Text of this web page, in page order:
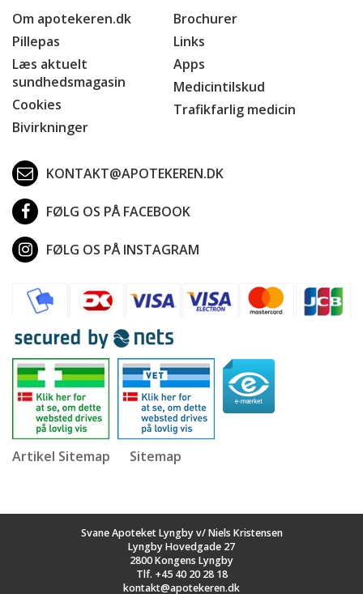
Om apotekeren.dk
Pillepas
Læs aktuelt
sundhedsmagasin
Cookies
Bivirkninger
Brochurer
Links
Apps
Medicintilskud
Trafikfarlig medicin
KONTAKT@APOTEKEREN.DK
FØLG OS PÅ FACEBOOK
FØLG OS PÅ INSTAGRAM
Artikel Sitemap Sitemap
Svane Apoteket Lyngby v/ Niels Kristensen
Lyngby Hovedgade 27
2800 Kongens Lyngby
Tlf. +45 40 20 28 18
kontakt@apotekeren.dk